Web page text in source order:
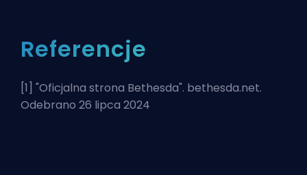
Referencje
[1] "Oficjalna strona Bethesda". bethesda.net.
Odebrano 26 lipca 2024